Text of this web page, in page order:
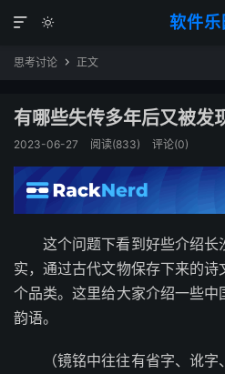
软件乐


思考讨论  正文
有哪些失传多年后又被发
2023-06-27 阅读(833) 评论(0)
这个问题下看到好些介绍
实，通过古代文物保存下来的
个品类。这里给大家介绍一些中
韵语。
（镜铭中往往有省字、讹